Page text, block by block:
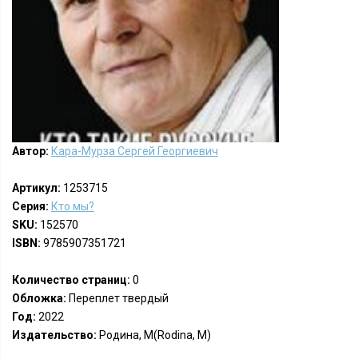
Автор: Кара-Мурза Сергей Георгиевич
Артикул: 1253715
Серия: Кто мы?
SKU: 152570
ISBN: 9785907351721
Количество страниц: 0
Обложка: Переплет твердый
Год: 2022
Издательство: Родина, М(Rodina, M)